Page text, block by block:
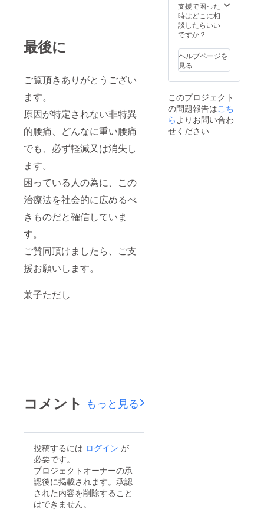
最後に
ご覧頂きありがとうござい
ます。
原因が特定されない非特異
的腰痛、どんなに重い腰痛
でも、必ず軽減又は消失し
ます。
困っている人の為に、この
治療法を社会的に広めるべ
きものだと確信していま
す。
ご賛同頂けましたら、ご支
援お願いします。
兼子ただし
コメント もっと見る
投稿するには ログイン が
必要です。
プロジェクトオーナーの承
認後に掲載されます。承認
された内容を削除すること
はできません。
支援で困った
時はどこに相
談したらいい
ですか？
ヘルプページを
見る
このプロジェクト
の問題報告はこち
らよりお問い合わ
せください